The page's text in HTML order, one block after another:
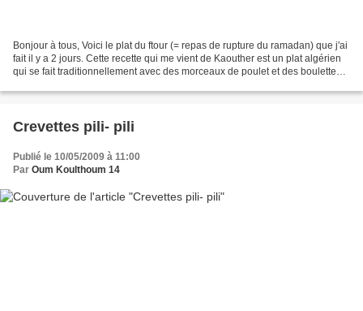
Bonjour à tous, Voici le plat du ftour (= repas de rupture du ramadan) que j'ai
fait il y a 2 jours. Cette recette qui me vient de Kaouther est un plat algérien
qui se fait traditionnellement avec des morceaux de poulet et des boulettes
Crevettes pili- pili
Publié le 10/05/2009 à 11:00
Par Oum Koulthoum 14